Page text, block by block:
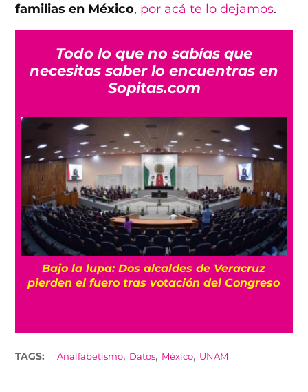
familias en México, por acá te lo dejamos.
Todo lo que no sabías que
necesitas saber lo encuentras en
Sopitas.com
Bajo la lupa: Dos alcaldes de Veracruz
pierden el fuero tras votación del Congreso
TAGS: Analfabetismo, Datos, México, UNAM